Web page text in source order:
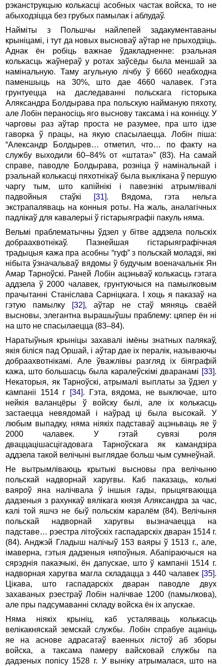
рэканструкцыю колькасці асобных частак войска, то не
абыходзіцца без грубых памылак і аблудаў.
Найміты з Польшчы найлепей задакументаваны
крыніцамі, і тут да новых высноваў аўтар не прыходзіць.
Аднак ён робіць важнае ўдакладненне: рэальная
колькасць жаўнераў у ротах заўсёды была меншай за
намінальную. Таму агульную лічбу ў 6660 неабходна
паменшыць на 30%, што дае 4660 чалавек. Гэта
грунтуецца на даследаванні польскага гісторыка
Аляксандра Болдырава пра польскую найманую пяхоту,
але Лобін пераносіць яго выснову таксама і на конніцу. У
чарговы раз аўтар проста не разумее, пра што ідзе
гаворка ў працы, на якую спасылаецца. Лобін піша:
“Александр Болдырев… отметил, что… по факту на
службу выходили 60–84% от «штата»” (83). На самай
справе, паводле Болдырава, розніца ў намінальнай і
рэальнай колькасці пяхотнікаў была выклікана ў першую
чаргу тым, што капійнікі і павезнікі атрымлівалі
падвойныя стаўкі
[31]. Вядома, гэта нельга
экстрапаляваць на конныя роты. На жаль, аналагічных
падлікаў для кавалерыі ў гістарыяграфіі пакуль няма.
Вельмі праблематычны ўдзел у бітве аддзела польскіх
добраахвотнікаў. Пазнейшая гістарыяграфічная
традыцыя кажа пра асобны “гуф” з польскай моладзі, які
нібыта ўзначальваў вядомы ў будучым военачальнік Ян
Амар Тарноўскі. Раней Лобін ацэньваў колькасць гэтага
аддзела ў 2000 чалавек, грунтуючыся на памылковым
прачытанні Станіслава Сарніцкага. І хоць я паказаў на
гэтую памылку [32], аўтар не стаў мяняць сваёй
высновы, элегантна вырашыўшы праблему: цяпер ён ні
на што не спасылаецца (83–84).
Наратыўныя крыніцы захавалі імёны знатных палякаў,
якія біліся пад Оршай, і аўтар дае іх пералік, называючы
добраахвотнікамі. Але ўважлівы разгляд іх біяграфій
кажа, што большасць была каралеўскімі дваранамі [33].
Некаторыя, як Тарноўскі, атрымалі выплаты за ўдзел у
кампаніі 1514 г
[34]. Гэта, вядома, не выключае, што
нейкія валанцёры ў войску былі, але іх колькасць
застаецца невядомай і наўрад ці была высокай. У
любым выпадку, няма ніякіх падставаў ацэньваць яе ў
2000 чалавек. У гэтай сувязі роля
дваццацішасцігадовага Тарноўскага як камандзіра
аддзела такой велічыні выглядае больш чым сумнеўнай.
Не вытрымліваюць крытыкі высновы пра велічыню
польскай надворнай харугвы. Каб паказаць, колькі
ваяроў яна налічвала ў іншыя гады, прыцягваюцца
дадзеныя з рахункаў вялікага князя Аляксандра за час,
калі той яшчэ не быў польскім каралём (84). Велічыня
польскай надворнай харугвы вызначаецца на
падставе… рэестра літоўскіх гаспадарскіх дваран 1514 г.
(84). Анджэй Гладыш налічыў 153 ваяры ў 1513 г., але,
імаверна, гэтыя дадзеныя няпоўныя. Абапіраючыся на
сярэднія паказчыкі, ён дапускае, што ў кампаніі 1514 г.
надворная харугва магла складацца з 440 чалавек [35].
Цікава, што гаспадарскіх дваран паводле двух
захаваных рэестраў Лобін налічвае 1200 (памылкова),
але пры падсумаванні складу войска ён іх апускае.
Няма ніякіх крыніц, каб усталяваць колькасць
велікакняскай земскай службы. Лобін спрабуе ацаніць
яе на аснове адрасатаў ваенных лістоў аб зборы
войска, а таксама памеру вайсковай службы па
дадзеных попісу 1528 г. У выніку атрымалася, што на